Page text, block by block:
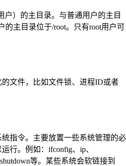
户）的主目录。与普通用户的主目
的主目录位于/root。只有root用户可
文件，比如文件锁、进程ID或者
指令。主要放置一些系统管理的必
行。例如：ifconfig、ip、
等。某些系统会软链接到